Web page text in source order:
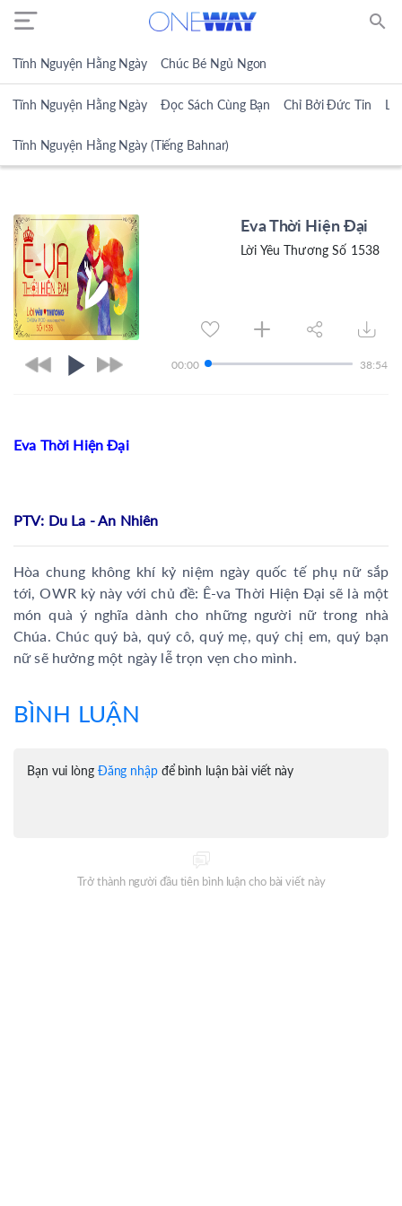
search
Tĩnh Nguyện Hằng Ngày Chúc Bé Ngủ Ngon
Tĩnh Nguyện Hằng Ngày Đọc Sách Cùng Bạn Chỉ Bởi Đức Tin
Tĩnh Nguyện Hằng Ngày (Tiếng Bahnar)
Eva Thời Hiện Đại
Lời Yêu Thương Số 1538
00:00 38:54
Eva Thời Hiện Đại
PTV: Du La - An Nhiên
Hòa chung không khí kỷ niệm ngày quốc tế phụ nữ sắp
tới, OWR kỳ này với chủ đề: Ê-va Thời Hiện Đại sẽ là một
món quà ý nghĩa dành cho những người nữ trong nhà
Chúa. Chúc quý bà, quý cô, quý mẹ, quý chị em, quý bạn
nữ sẽ hưởng một ngày lễ trọn vẹn cho mình.
BÌNH LUẬN
Bạn vui lòng Đăng nhậpđể bình luận bài viết này
Trở thành người đầu tiên bình luận cho bài viết này